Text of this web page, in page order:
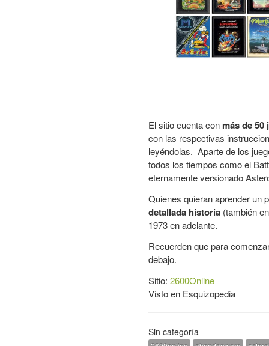
El sitio cuenta con más de
con las respectivas
leyéndolas. Aparte de los
todos los tiempos como el
eternamente versionado
Quienes quieran aprender un
detallada historia (también
1973 en adelante.
Recuerden que para
debajo.
Sitio: 2600Online
Visto en Esquizopedia
Sin categoría